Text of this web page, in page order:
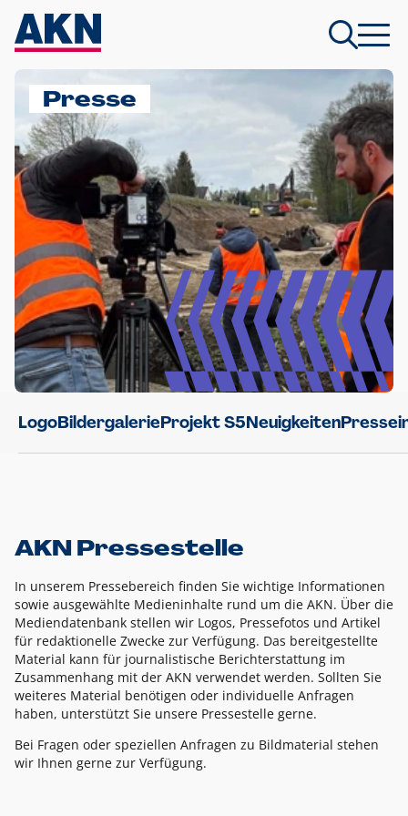
Presse
LogoBildergalerieProjekt S5Neuigkeiten
AKN Pressestelle
In unserem Pressebereich finden Sie wichtige Informationen
sowie ausgewählte Medieninhalte rund um die AKN. Über die
Mediendatenbank stellen wir Logos, Pressefotos und Artikel
für redaktionelle Zwecke zur Verfügung. Das bereitgestellte
Material kann für journalistische Berichterstattung im
Zusammenhang mit der AKN verwendet werden. Sollten Sie
weiteres Material benötigen oder individuelle Anfragen
haben, unterstützt Sie unsere Pressestelle gerne.
Bei Fragen oder speziellen Anfragen zu Bildmaterial stehen
wir Ihnen gerne zur Verfügung.